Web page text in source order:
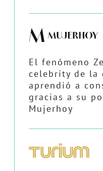
El fenómeno
celebrity de la
aprendió a
gracias a su
Mujerhoy